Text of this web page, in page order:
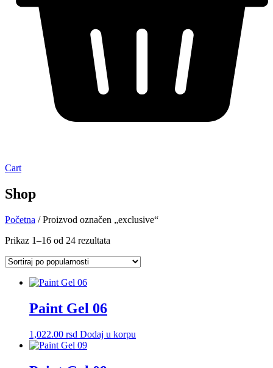
Cart
Shop
Početna / Proizvod označen „exclusive“
Prikaz 1–16 od 24 rezultata
Paint Gel 06
1,022.00 rsd Dodaj u korpu